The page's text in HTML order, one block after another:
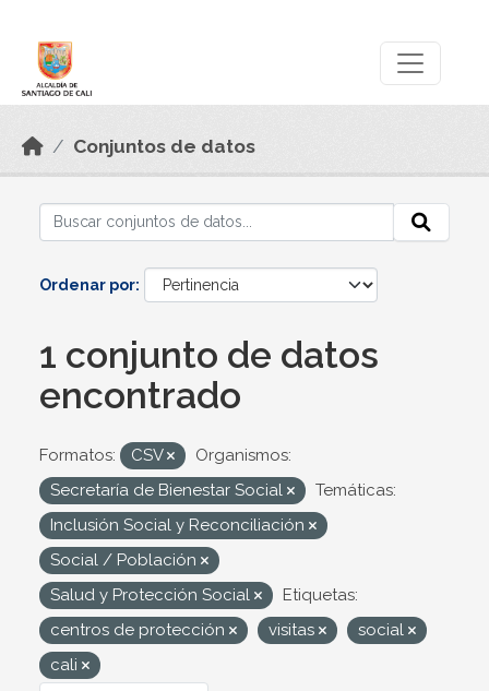
Conjuntos de datos
Ordenar por
1 conjunto de datos
encontrado
Formatos: CSV
Organismos:
Secretaría de Bienestar Social
Temáticas:
Inclusión Social y Reconciliación
Social / Población
Salud y Protección Social
Etiquetas:
centros de protección
visitas
social
cali